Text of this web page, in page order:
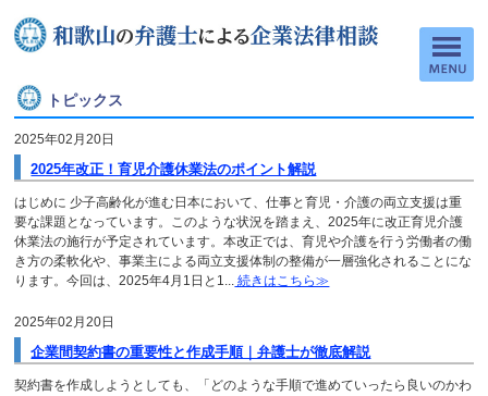
トピックス
2025年02月20日
2025年改正！育児介護休業法のポイント解説
はじめに 少子高齢化が進む日本において、仕事と育児・介護の両立支援は重
要な課題となっています。このような状況を踏まえ、2025年に改正育児介護
休業法の施行が予定されています。本改正では、育児や介護を行う労働者の働
き方の柔軟化や、事業主による両立支援体制の整備が一層強化されることにな
ります。今回は、2025年4月1日と1... 続きはこちら≫
2025年02月20日
企業間契約書の重要性と作成手順｜弁護士が徹底解説
契約書を作成しようとしても、「どのような手順で進めていったら良いのかわ